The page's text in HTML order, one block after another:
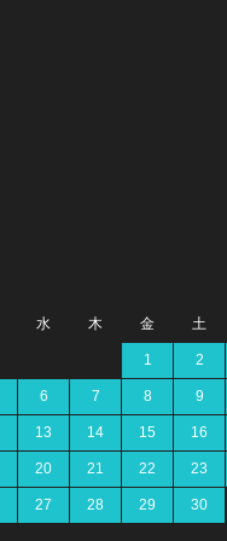
水 木 金 土
1 2
6 7 8 9
13 14 15 16
20 21 22 23
27 28 29 30